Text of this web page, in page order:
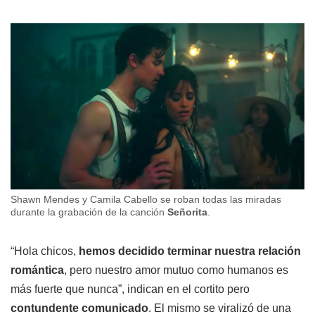
Shawn Mendes y Camila Cabello se roban todas las miradas
durante la grabación de la canción Señorita
“Hola chicos, hemos decidido terminar nuestra relación
romántica, pero nuestro amor mutuo como humanos es
más fuerte que nunca”, indican en el cortito pero
contundente comunicado. El mismo se viralizó de una